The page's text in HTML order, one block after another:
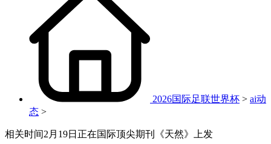
2026国际足联世界杯 > ai动
态 >
相关时间2月19日正在国际顶尖期刊《天然》上发